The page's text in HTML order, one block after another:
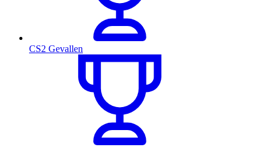
CS2 Gevallen